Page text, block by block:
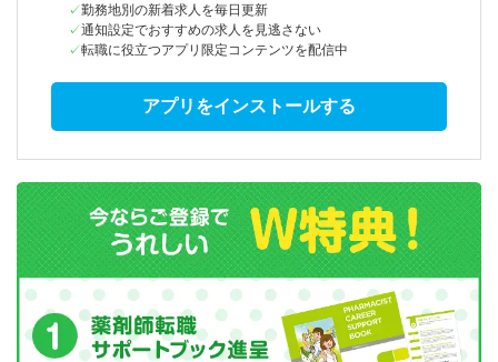
勤務地別の新着求人を毎日更新
通知設定でおすすめの求人を見逃さない
転職に役立つアプリ限定コンテンツを配信中
アプリをインストールする